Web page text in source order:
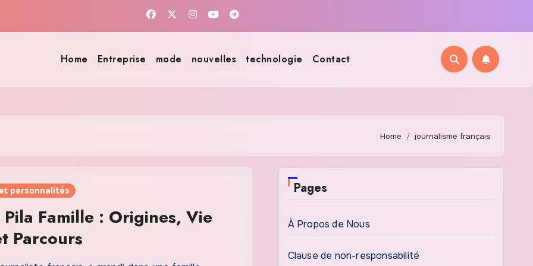
Home Entreprise mode nouvelles technologie Contact
Home journalisme français
personnalités
Famille : Origines, Vie
Parcours
Pages
À Propos de Nous
Clause de non-responsabilité